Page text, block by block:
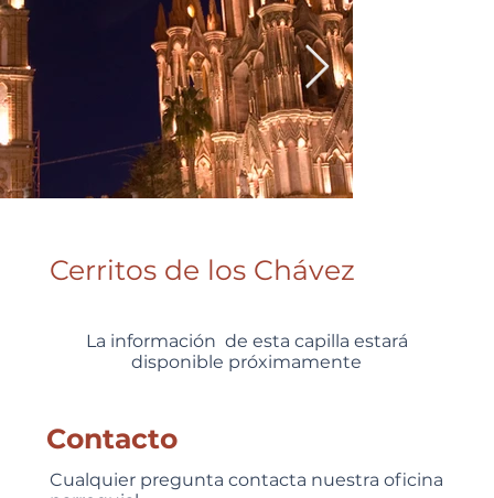
Cerritos de los Chávez
La información de esta capilla estará
disponible próximamente
Contacto
Cualquier pregunta contacta nuestra oficina